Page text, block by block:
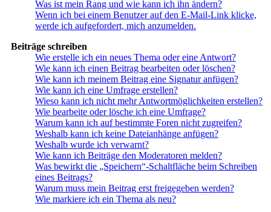
Was ist mein Rang und wie kann ich ihn ändern?
Wenn ich bei einem Benutzer auf den E-Mail-Link klicke,
werde ich aufgefordert, mich anzumelden.
Beiträge schreiben
Wie erstelle ich ein neues Thema oder eine Antwort?
Wie kann ich einen Beitrag bearbeiten oder löschen?
Wie kann ich meinem Beitrag eine Signatur anfügen?
Wie kann ich eine Umfrage erstellen?
Wieso kann ich nicht mehr Antwortmöglichkeiten erstellen?
Wie bearbeite oder lösche ich eine Umfrage?
Warum kann ich auf bestimmte Foren nicht zugreifen?
Weshalb kann ich keine Dateianhänge anfügen?
Weshalb wurde ich verwarnt?
Wie kann ich Beiträge den Moderatoren melden?
Was bewirkt die „Speichern“-Schaltfläche beim Schreiben
eines Beitrags?
Warum muss mein Beitrag erst freigegeben werden?
Wie markiere ich ein Thema als neu?